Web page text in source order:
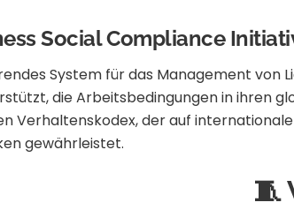
Social Compliance
System für das Management
die Arbeitsbedingungen in ihren
Verhaltenskodex, der auf
gewährleistet.
🧵